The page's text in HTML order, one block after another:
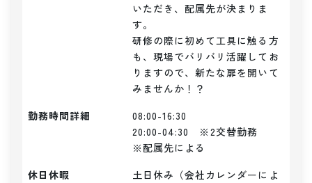
いただき、配属先が決まりま
す。
研修の際に初めて工具に触る方
も、現場でバリバリ活躍してお
りますので、新たな扉を開いて
みませんか！？
勤務時間詳細
08:00-16:30
20:00-04:30　※2交替勤務
※配属先による
休日休暇
土日休み（会社カレンダーによ